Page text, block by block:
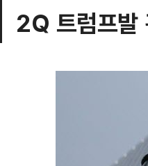
2Q 트럼프발